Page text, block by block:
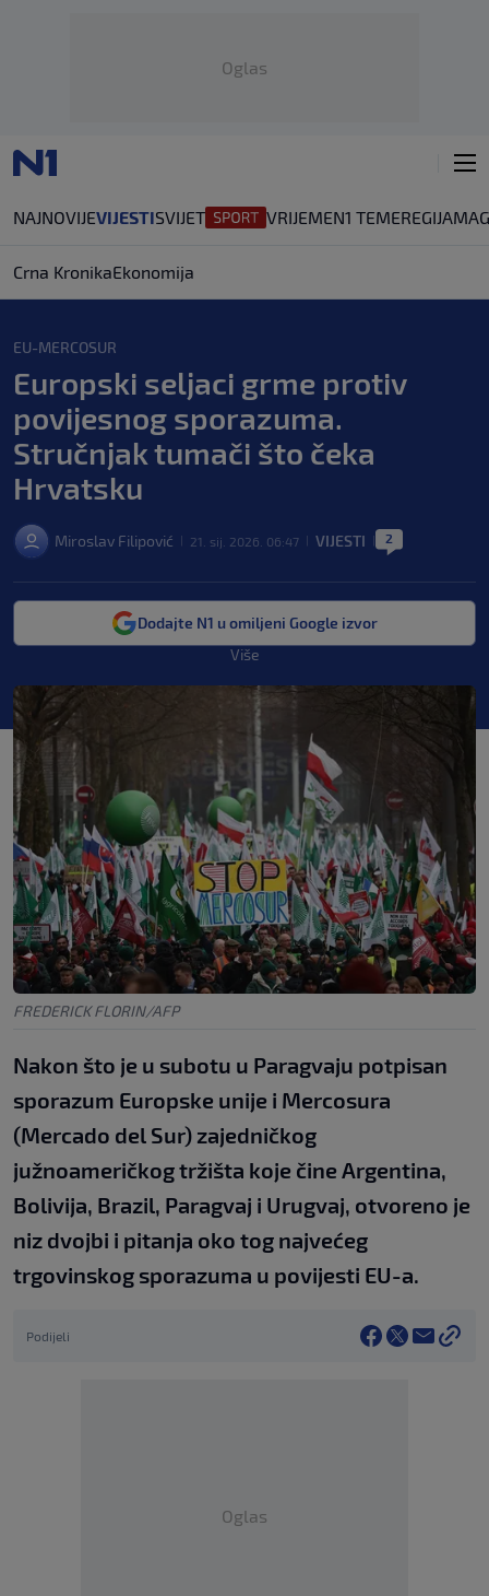
Oglas
NAJNOVIJEVIJESTISVIJET VRIJEMEN1 TEMEREGIJA
Crna KronikaEkonomija
EU-MERCOSUR
Europski seljaci grme protiv
povijesnog sporazuma.
Stručnjak tumači što čeka
Hrvatsku
Miroslav Filipović 21. sij. 2026. 06:47 VIJESTI 2
Dodajte N1 u omiljeni Google izvor
Više
FREDERICK FLORIN/AFP
Nakon što je u subotu u Paragvaju potpisan
sporazum Europske unije i Mercosura
(Mercado del Sur) zajedničkog
južnoameričkog tržišta koje čine Argentina,
Bolivija, Brazil, Paragvaj i Urugvaj, otvoreno je
niz dvojbi i pitanja oko tog najvećeg
trgovinskog sporazuma u povijesti EU-a.
Podijeli
Oglas